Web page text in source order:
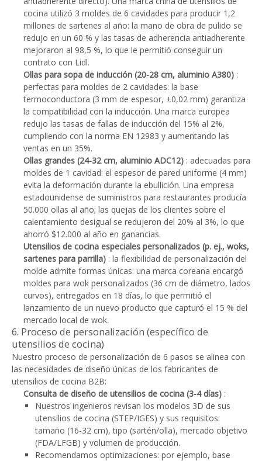
cocina utilizó 3 moldes de 6 cavidades para producir 1,2
millones de sartenes al año: la mano de obra de pulido se
redujo en un 60 % y las tasas de adherencia antiadherente
mejoraron al 98,5 %, lo que le permitió conseguir un
contrato con Lidl.
Ollas para sopa de inducción (20-28 cm, aluminio A380) :
perfectas para moldes de 2 cavidades: la base
termoconductora (3 mm de espesor, ±0,02 mm) garantiza
la compatibilidad con la inducción. Una marca europea
redujo las tasas de fallas de inducción del 15% al ​​2%,
cumpliendo con la norma EN 12983 y aumentando las
ventas en un 35%.
Ollas grandes (24-32 cm, aluminio ADC12) : adecuadas para
moldes de 1 cavidad: el espesor de pared uniforme (4 mm)
evita la deformación durante la ebullición. Una empresa
estadounidense de suministros para restaurantes producía
50.000 ollas al año; las quejas de los clientes sobre el
calentamiento desigual se redujeron del 20% al 3%, lo que
ahorró $12.000 al año en ganancias.
Utensilios de cocina especiales personalizados (p. ej., woks,
sartenes para parrilla) : la flexibilidad de personalización del
molde admite formas únicas: una marca coreana encargó
moldes para wok personalizados (36 cm de diámetro, lados
curvos), entregados en 18 días, lo que permitió el
lanzamiento de un nuevo producto que capturó el 15 % del
mercado local de wok.
6. Proceso de personalización (específico de
utensilios de cocina)
Nuestro proceso de personalización de 6 pasos se alinea con
las necesidades de diseño únicas de los fabricantes de
utensilios de cocina B2B:
Consulta de diseño de utensilios de cocina (3-4 días) :
Nuestros ingenieros revisan los modelos 3D de sus
utensilios de cocina (STEP/IGES) y sus requisitos:
tamaño (16-32 cm), tipo (sartén/olla), mercado objetivo
(FDA/LFGB) y volumen de producción.
Recomendamos optimizaciones: por ejemplo, base